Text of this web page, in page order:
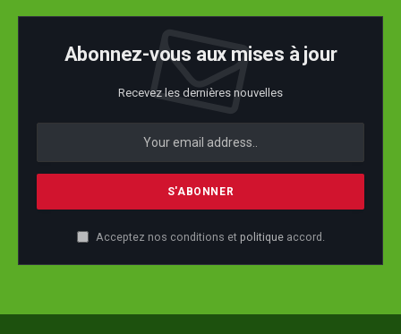
Abonnez-vous aux mises à jour
Recevez les dernières nouvelles
Acceptez nos conditions et politiqueaccord.